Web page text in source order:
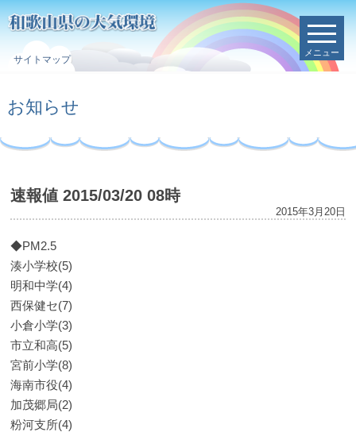
サイトマップ
メニュー
お知らせ
速報値 2015/03/20 08時
2015年3月20日
◆PM2.5
湊小学校(5)
明和中学(4)
西保健セ(7)
小倉小学(3)
市立和高(5)
宮前小学(8)
海南市役(4)
加茂郷局(2)
粉河支所(4)